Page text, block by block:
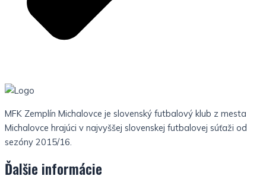
MFK Zemplín Michalovce je slovenský futbalový klub z mesta
Michalovce hrajúci v najvyššej slovenskej futbalovej súťaži od
sezóny 2015/16.
Ďalšie informácie